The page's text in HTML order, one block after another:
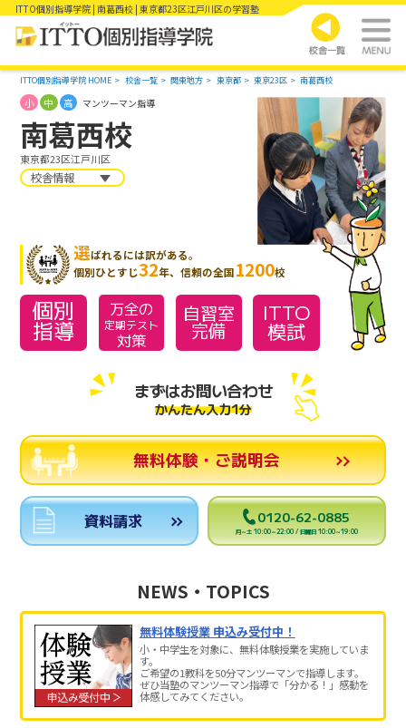
ITTO個別指導学院 | 南葛西校 | 東京都23区江戸川区の学習塾
ITTO個別指導学院 HOME 校舎一覧 関東地方 東京都 東京23区 南葛西校
南葛西校
東京都23区江戸川区
小 中 高 マンツーマン指導
校舎情報
選ばれるには訳がある。
個別ひとすじ32年、信頼の全国1200校
個別
指導
万全の
定期テスト
対策
自習室
完備
ITTO
模試
まずはお問い合わせ
かんたん入力1分
無料体験・ご説明会
資料請求 0120-62-0885
月～土 10:00～22:00 / 日曜日 10:00～19:00
NEWS・TOPICS
無料体験授業 申込み受付中！
小・中学生を対象に、無料体験授業を実施していま
す。
ご希望の1教科を50分マンツーマンで指導します。
ぜひ当塾のマンツーマン指導で「分かる！」感動を
体感してみてください。